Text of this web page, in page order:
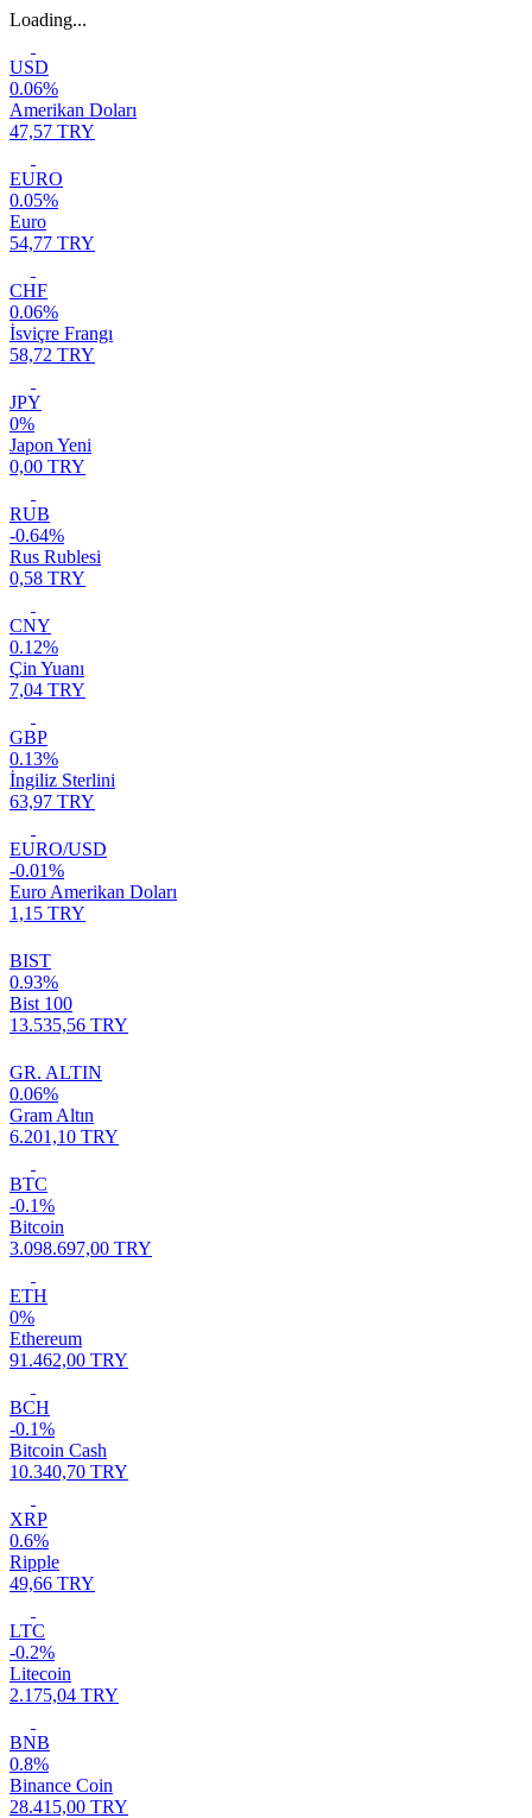
Loading...
USD
0.06%
Amerikan Doları
47,57 TRY
EURO
0.05%
Euro
54,77 TRY
CHF
0.06%
İsviçre Frangı
58,72 TRY
JPY
0%
Japon Yeni
0,00 TRY
RUB
-0.64%
Rus Rublesi
0,58 TRY
CNY
0.12%
Çin Yuanı
7,04 TRY
GBP
0.13%
İngiliz Sterlini
63,97 TRY
EURO/USD
-0.01%
Euro Amerikan Doları
1,15 TRY
BIST
0.93%
Bist 100
13.535,56 TRY
GR. ALTIN
0.06%
Gram Altın
6.201,10 TRY
BTC
-0.1%
Bitcoin
3.098.697,00 TRY
ETH
0%
Ethereum
91.462,00 TRY
BCH
-0.1%
Bitcoin Cash
10.340,70 TRY
XRP
0.6%
Ripple
49,66 TRY
LTC
-0.2%
Litecoin
2.175,04 TRY
BNB
0.8%
Binance Coin
28.415,00 TRY